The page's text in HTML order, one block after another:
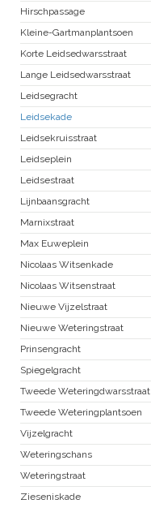
Hirschpassage
Kleine-Gartmanplantsoen
Korte Leidsedwarsstraat
Lange Leidsedwarsstraat
Leidsegracht
Leidsekade
Leidsekruisstraat
Leidseplein
Leidsestraat
Lijnbaansgracht
Marnixstraat
Max Euweplein
Nicolaas Witsenkade
Nicolaas Witsenstraat
Nieuwe Vijzelstraat
Nieuwe Weteringstraat
Prinsengracht
Spiegelgracht
Tweede Weteringdwarsstraat
Tweede Weteringplantsoen
Vijzelgracht
Weteringschans
Weteringstraat
Zieseniskade